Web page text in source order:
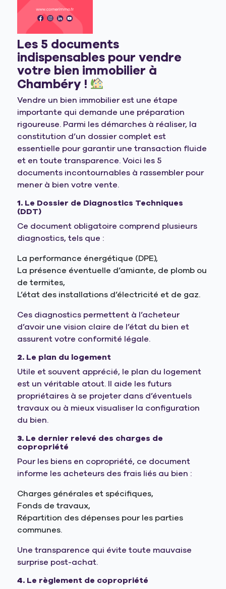
Les 5 documents
indispensables pour vendre
votre bien immobilier à
Chambéry !
Vendre un bien immobilier est une étape
importante qui demande une préparation
rigoureuse. Parmi les démarches à réaliser, la
constitution d’un dossier complet est
essentielle pour garantir une transaction fluide
et en toute transparence. Voici les 5
documents incontournables à rassembler pour
mener à bien votre vente.
1. Le Dossier de Diagnostics Techniques
(DDT)
Ce document obligatoire comprend plusieurs
diagnostics, tels que :
La performance énergétique (DPE),
La présence éventuelle d’amiante, de plomb ou
de termites,
L’état des installations d’électricité et de gaz.
Ces diagnostics permettent à l’acheteur
d’avoir une vision claire de l’état du bien et
assurent votre conformité légale.
2. Le plan du logement
Utile et souvent apprécié, le plan du logement
est un véritable atout. Il aide les futurs
propriétaires à se projeter dans d’éventuels
travaux ou à mieux visualiser la configuration
du bien.
3. Le dernier relevé des charges de
copropriété
Pour les biens en copropriété, ce document
informe les acheteurs des frais liés au bien :
Charges générales et spécifiques,
Fonds de travaux,
Répartition des dépenses pour les parties
communes.
Une transparence qui évite toute mauvaise
surprise post-achat.
4. Le règlement de copropriété